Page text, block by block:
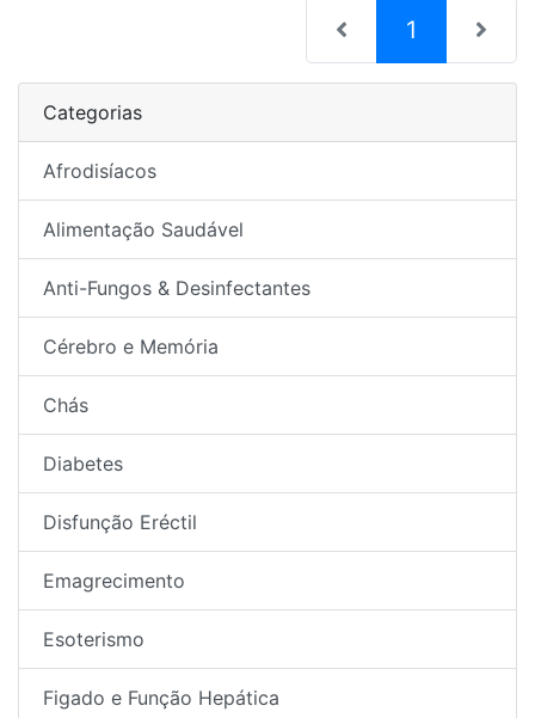
1 (current)
Categorias
Afrodisíacos
Alimentação Saudável
Anti-Fungos & Desinfectantes
Cérebro e Memória
Chás
Diabetes
Disfunção Eréctil
Emagrecimento
Esoterismo
Figado e Função Hepática